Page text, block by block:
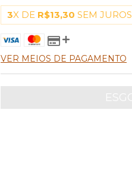
3X DE R$13,30 SEM JUROS
VER MEIOS DE PAGAMENTO